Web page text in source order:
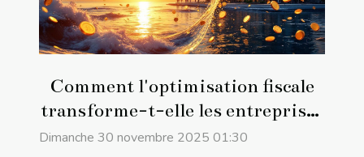
Comment l'optimisation fiscale
transforme-t-elle les entreprises
offshore ?
Dimanche 30 novembre 2025 01:30